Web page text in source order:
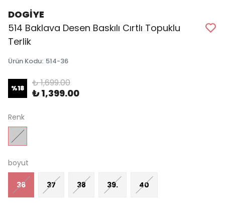
DOGİYE
514 Baklava Desen Baskılı Cırtlı Topuklu
Terlik
Ürün Kodu: 514-36
%18 ₺ 1,699.00
₺ 1,399.00
Renk
boyut
36 37 38 39. 40